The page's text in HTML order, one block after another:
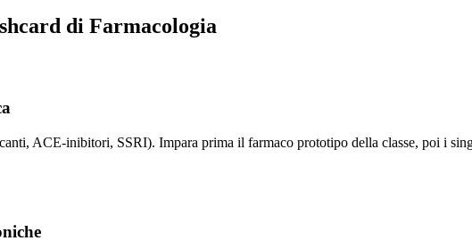
di Farmacologia
ACE-inibitori, SSRI). Impara prima il farmaco prototipo della classe, poi i